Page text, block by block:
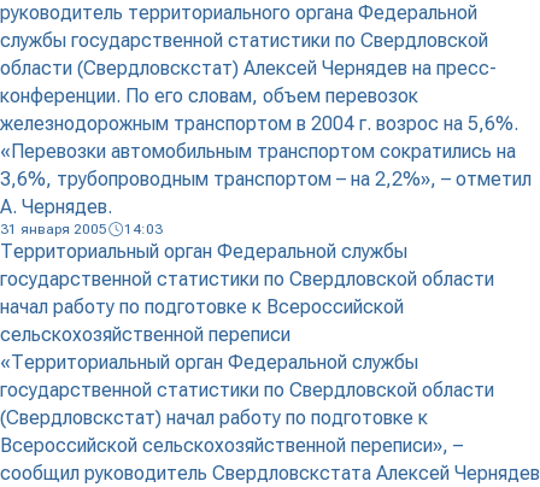
руководитель территориального органа Федеральной
службы государственной статистики по Свердловской
области (Свердловскстат) Алексей Чернядев на пресс-
конференции. По его словам, объем перевозок
железнодорожным транспортом в 2004 г. возрос на 5,6%.
«Перевозки автомобильным транспортом сократились на
3,6%, трубопроводным транспортом – на 2,2%», – отметил
А. Чернядев.
31 января 2005 14:03
Территориальный орган Федеральной службы
государственной статистики по Свердловской области
начал работу по подготовке к Всероссийской
сельскохозяйственной переписи
«Территориальный орган Федеральной службы
государственной статистики по Свердловской области
(Свердловскстат) начал работу по подготовке к
Всероссийской сельскохозяйственной переписи», –
сообщил руководитель Свердловскстата Алексей Чернядев